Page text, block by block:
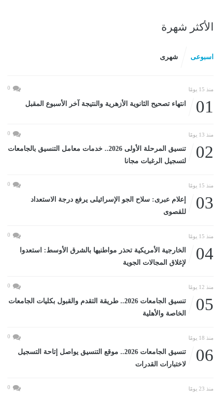
الأكثر شهرة
اسبوعى شهرى
منذ 15 يومًا 0
01 انتهاء تصحيح الثانوية الأزهرية والنتيجة آخر الأسبوع المقبل
منذ 13 يومًا 0
02
تنسيق المرحلة الأولى 2026.. خدمات معامل التنسيق بالجامعات
لتسجيل الرغبات مجانا
منذ 15 يومًا 0
03
إعلام عبرى: سلاح الجو الإسرائيلى يرفع درجة الاستعداد
للقصوى
منذ 15 يومًا 0
04
الخارجية الأمريكية تحذر مواطنيها بالشرق الأوسط: استعدوا
لإغلاق المجالات الجوية
منذ 12 يومًا 0
05
تنسيق الجامعات 2026.. طريقة التقدم والقبول بكليات الجامعات
الخاصة والأهلية
منذ 18 يومًا 0
06
تنسيق الجامعات 2026.. موقع التنسيق يواصل إتاحة التسجيل
لاختبارات القدرات
منذ 23 يومًا 0